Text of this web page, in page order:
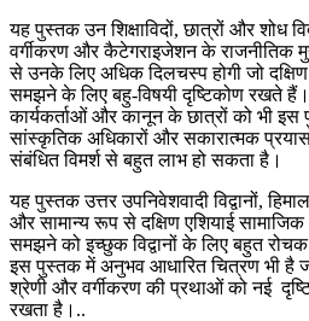
यह पुस्तक उन शिक्षाविदों, छात्रों और शोध
वर्गीकरण और कैटेगराइजेशन के राजनीतिक
से उनके लिए अधिक दिलचस्प होगी जो
समझने के लिए बहु-विषयी दृष्टिकोण रखते हैं।
कार्यकर्ताओं और कानून के छात्रों को भी
सांस्कृतिक अधिकारों और सकारात्मक
संबंधित विमर्श से बहुत लाभ हो सकता है।
यह पुस्तक उत्तर उपनिवेशवादी विद्वानों,
और सामान्य रूप से दक्षिण एशियाई
समझने को इच्छुक विद्वानों के लिए बहुत रोचक
इस पुस्तक में अनुभव आधारित चित्रण भी है
श्रेणी और वर्गीकरण की प्रथाओं को नई
रखता है।..